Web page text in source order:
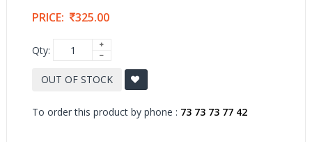
PRICE: 325.00
Qty:
OUT OF STOCK
To order this product by phone : 73 73 73 77 42